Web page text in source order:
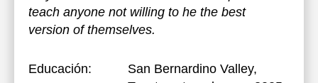
teach anyone not willing to he the best
version of themselves.
Educación: San Bernardino Valley,